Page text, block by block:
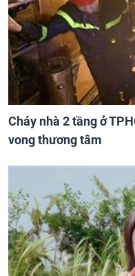
Cháy nhà 2 tầng ở
vong thương tâm